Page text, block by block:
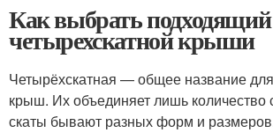
Как выбрать
четырехскатной крыши
Четырёхскатная — общее название
крыш. Их объединяет лишь количество
скаты бывают разных форм и